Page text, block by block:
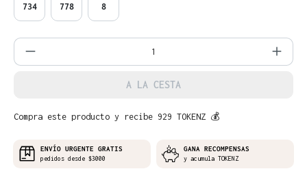
734 778 8
Cantidad del producto: introduce la
A LA CESTA
Compra este producto y recibe 929 TOKENZ 💰
ENVÍO URGENTE GRATIS
pedidos desde $3000
GANA RECOMPENSAS
y acumula TOKENZ